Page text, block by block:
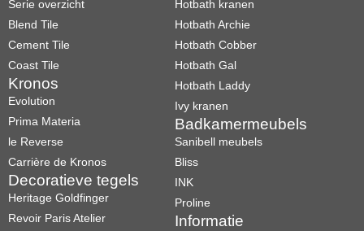
Serie overzicht
Blend Tile
Cement Tile
Coast Tile
Kronos
Evolution
Prima Materia
le Reverse
Carrière de Kronos
Decoratieve tegels
Heritage Goldfinger
Revoir Paris Atelier
Hotbath kranen
Hotbath Archie
Hotbath Cobber
Hotbath Gal
Hotbath Laddy
Ivy kranen
Badkamermeubels
Sanibell meubels
Bliss
INK
Proline
Informatie